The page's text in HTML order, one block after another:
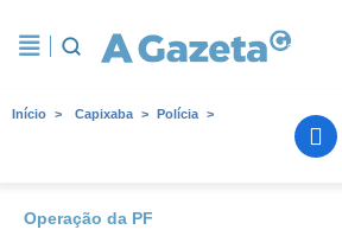
Início Capixaba Polícia
Operação da PF